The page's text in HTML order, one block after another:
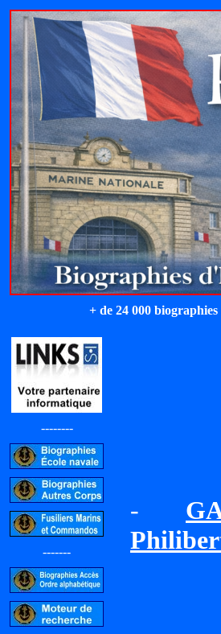
+ de 24 000
--------
-------
-